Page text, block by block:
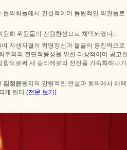
의회들에서 건설적이며 동원적인 의견들로
회 위원들의 전원찬성으로 채택되였다.
자생자결의 혁명정신과 불굴의 용진력으로
주의의 전면적륭성을 위한 리상적이며 공고
으로써 새 승리에로의 전진을 가속화해나가
김정은동지의 강령적인 연설과 회의에서 채택
게 된다.(전문 보기)